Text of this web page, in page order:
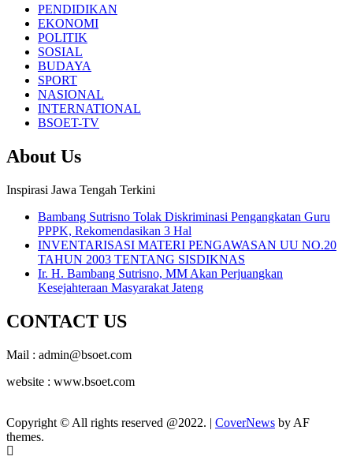
PENDIDIKAN
EKONOMI
POLITIK
SOSIAL
BUDAYA
SPORT
NASIONAL
INTERNATIONAL
BSOET-TV
About Us
Inspirasi Jawa Tengah Terkini
Bambang Sutrisno Tolak Diskriminasi Pengangkatan Guru
PPPK, Rekomendasikan 3 Hal
INVENTARISASI MATERI PENGAWASAN UU NO.20
TAHUN 2003 TENTANG SISDIKNAS
Ir. H. Bambang Sutrisno, MM Akan Perjuangkan
Kesejahteraan Masyarakat Jateng
CONTACT US
Mail : admin@bsoet.com
website : www.bsoet.com
Copyright © All rights reserved @2022. | CoverNews by AF
themes.